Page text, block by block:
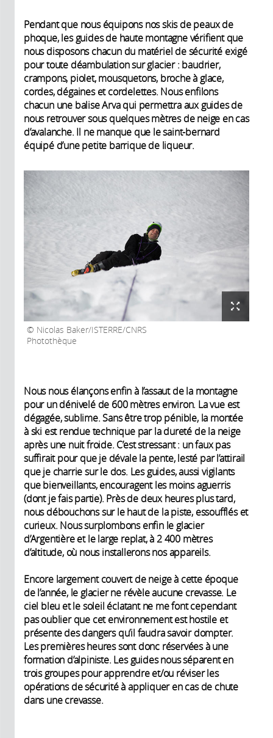
Pendant que nous équipons nos skis de peaux de
phoque, les guides de haute montagne vérifient que
nous disposons chacun du matériel de sécurité exigé
pour toute déambulation sur glacier : baudrier,
crampons, piolet, mousquetons, broche à glace,
cordes, dégaines et cordelettes. Nous enfilons
chacun une balise Arva qui permettra aux guides de
nous retrouver sous quelques mètres de neige en cas
d’avalanche. Il ne manque que le saint-bernard
équipé d’une petite barrique de liqueur.
Nicolas Baker/ISTERRE/CNRS
Photothèque
Nous nous élançons enfin à l’assaut de la montagne
pour un dénivelé de 600 mètres environ. La vue est
dégagée, sublime. Sans être trop pénible, la montée
à ski est rendue technique par la dureté de la neige
après une nuit froide. C’est stressant : un faux pas
suffirait pour que je dévale la pente, lesté par l’attirail
que je charrie sur le dos. Les guides, aussi vigilants
que bienveillants, encouragent les moins aguerris
(dont je fais partie). Près de deux heures plus tard,
nous débouchons sur le haut de la piste, essoufflés et
curieux. Nous surplombons enfin le glacier
d’Argentière et le large replat, à 2 400 mètres
d’altitude, où nous installerons nos appareils.
Encore largement couvert de neige à cette époque
de l’année, le glacier ne révèle aucune crevasse. Le
ciel bleu et le soleil éclatant ne me font cependant
pas oublier que cet environnement est hostile et
présente des dangers qu’il faudra savoir dompter.
Les premières heures sont donc réservées à une
formation d’alpiniste. Les guides nous séparent en
trois groupes pour apprendre et/ou réviser les
opérations de sécurité à appliquer en cas de chute
dans une crevasse.